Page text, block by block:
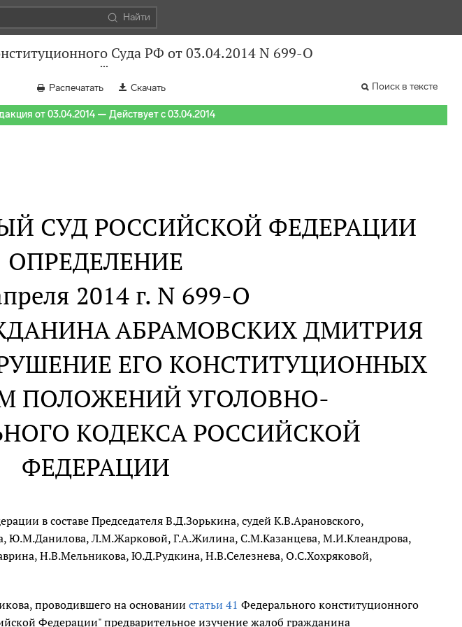
Найти
Суда РФ от 03.04.2014 N 699-О
Распечатать Скачать Поиск в тексте
от 03.04.2014 — Действует с 03.04.2014
СУД РОССИЙСКОЙ ФЕДЕРАЦИИ
ОПРЕДЕЛЕНИЕ
2014 г. N 699-О
АБРАМОВСКИХ ДМИТРИЯ
ЕГО КОНСТИТУЦИОННЫХ
ПОЛОЖЕНИЙ УГОЛОВНО-
КОДЕКСА РОССИЙСКОЙ
ФЕДЕРАЦИИ
в составе Председателя В.Д.Зорькина, судей К.В.Арановского,
Ю.М.Данилова, Л.М.Жарковой, Г.А.Жилина, С.М.Казанцева, М.И.Клеандрова,
Н.В.Мельникова, Ю.Д.Рудкина, Н.В.Селезнева, О.С.Хохряковой,
проводившего на основаниистатьи 41 Федерального конституционного
Федерации" предварительное изучение жалоб гражданина